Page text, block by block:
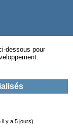
dessous pour
il y a 5 jours)